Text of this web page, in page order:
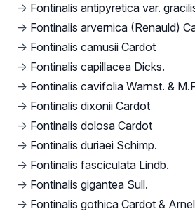
→ Fontinalis antipyretica var.
→ Fontinalis arvernica (Renauld)
→ Fontinalis camusii Cardot
→ Fontinalis capillacea Dicks.
→ Fontinalis cavifolia Warnst. &
→ Fontinalis dixonii Cardot
→ Fontinalis dolosa Cardot
→ Fontinalis duriaei Schimp.
→ Fontinalis fasciculata Lindb.
→ Fontinalis gigantea Sull.
→ Fontinalis gothica Cardot &